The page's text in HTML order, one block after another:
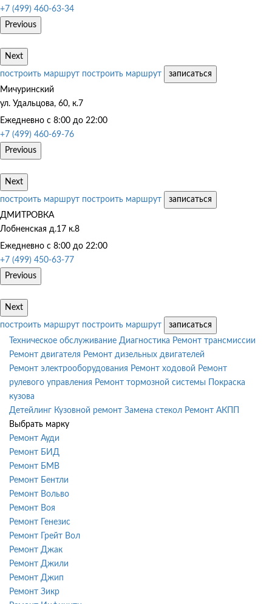
+7 (499) 460-63-34
Previous
Next
построить маршрут построить маршрут
записаться
Мичуринский
ул. Удальцова, 60, к.7
Ежедневно с 8:00 до 22:00
+7 (499) 460-69-76
Previous
Next
построить маршрут построить маршрут
записаться
ДМИТРОВКА
Лобненская д.17 к.8
Ежедневно с 8:00 до 22:00
+7 (499) 450-63-77
Previous
Next
построить маршрут построить маршрут
записаться
Техническое обслуживание Диагностика Ремонт трансмиссии
Ремонт двигателя Ремонт дизельных двигателей
Ремонт электрооборудования Ремонт ходовой Ремонт
рулевого управления Ремонт тормозной системы
Покраска
кузова
Детейлинг Кузовной ремонт Замена стекол Ремонт АКПП
Выбрать марку
Ремонт Ауди
Ремонт БИД
Ремонт БМВ
Ремонт Бентли
Ремонт Вольво
Ремонт Воя
Ремонт Генезис
Ремонт Грейт Вол
Ремонт Джак
Ремонт Джили
Ремонт Джип
Ремонт Зикр